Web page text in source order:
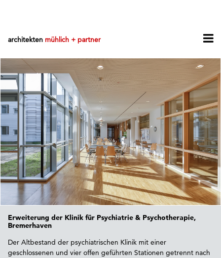
architekten mühlich + partner
Erweiterung der Klinik für Psychiatrie & Psychotherapie,
Bremerhaven
Der Altbestand der psychiatrischen Klinik mit einer
geschlossenen und vier offen geführten Stationen getrennt nach